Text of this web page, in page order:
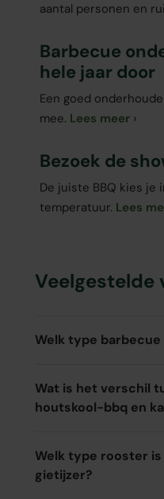
aantal personen en
Barbecue
hele jaar door
Een goed
mee. Lees meer
Bezoek de
De juiste BBQ kies je
temperatuur. Lees
Veelgestelde
Welk type barbecue
Wat is het verschil
houtskool-bbq en
Welk type rooster is
gietijzer?